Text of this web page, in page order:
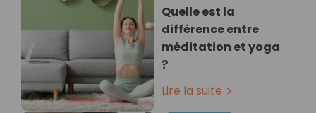
Quelle est la
différence entre
méditation et yoga
?
Lire la suite